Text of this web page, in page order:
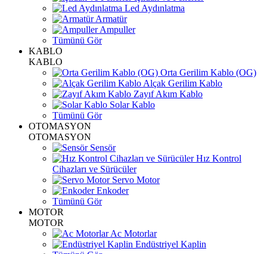
Led Aydınlatma
Armatür
Ampuller
Tümünü Gör
KABLO
KABLO
Orta Gerilim Kablo (OG)
Alçak Gerilim Kablo
Zayıf Akım Kablo
Solar Kablo
Tümünü Gör
OTOMASYON
OTOMASYON
Sensör
Hız Kontrol
Cihazları ve Sürücüler
Servo Motor
Enkoder
Tümünü Gör
MOTOR
MOTOR
Ac Motorlar
Endüstriyel Kaplin